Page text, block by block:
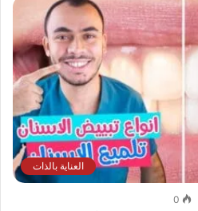
العناية بالذات
0